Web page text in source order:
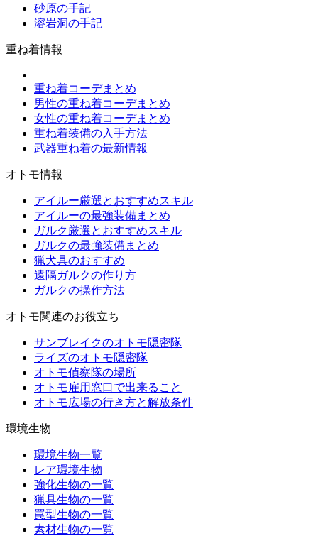
砂原の手記
溶岩洞の手記
重ね着情報
重ね着コーデまとめ
男性の重ね着コーデまとめ
女性の重ね着コーデまとめ
重ね着装備の入手方法
武器重ね着の最新情報
オトモ情報
アイルー厳選とおすすめスキル
アイルーの最強装備まとめ
ガルク厳選とおすすめスキル
ガルクの最強装備まとめ
猟犬具のおすすめ
遠隔ガルクの作り方
ガルクの操作方法
オトモ関連のお役立ち
サンブレイクのオトモ隠密隊
ライズのオトモ隠密隊
オトモ偵察隊の場所
オトモ雇用窓口で出来ること
オトモ広場の行き方と解放条件
環境生物
環境生物一覧
レア環境生物
強化生物の一覧
猟具生物の一覧
罠型生物の一覧
素材生物の一覧